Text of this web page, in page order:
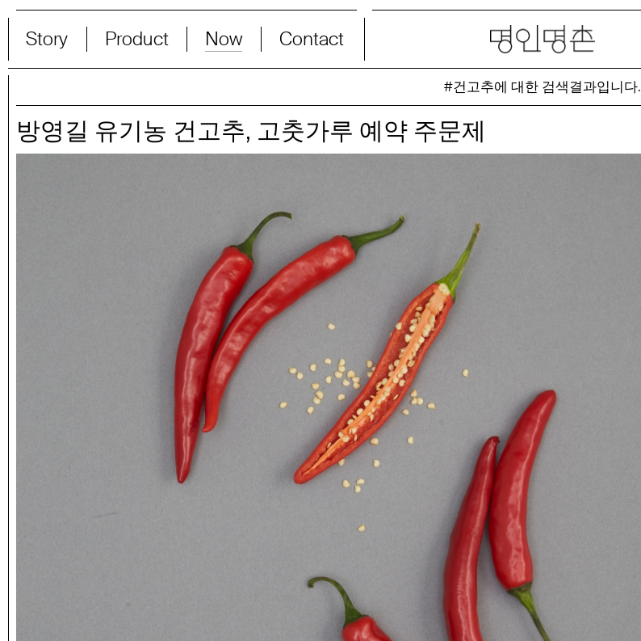
Story Product Now Contact
#건고추에 대한 검색결과입니다.
방영길 유기농 건고추, 고춧가루 예약 주문제